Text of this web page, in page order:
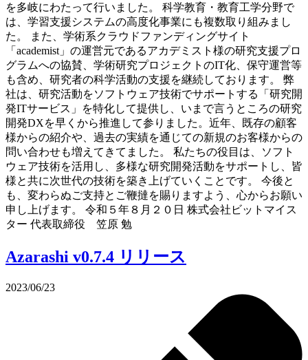
を多岐にわたって行いました。 科学教育・教育工学分野で
は、学習支援システムの高度化事業にも複数取り組みまし
た。 また、学術系クラウドファンディングサイト
「academist」の運営元であるアカデミスト様の研究支援プロ
グラムへの協賛、学術研究プロジェクトのIT化、保守運営等
も含め、研究者の科学活動の支援を継続しております。 弊
社は、研究活動をソフトウェア技術でサポートする「研究開
発ITサービス」を特化して提供し、いまで言うところの研究
開発DXを早くから推進して参りました。近年、既存の顧客
様からの紹介や、過去の実績を通じての新規のお客様からの
問い合わせも増えてきてました。 私たちの役目は、ソフト
ウェア技術を活用し、多様な研究開発活動をサポートし、皆
様と共に次世代の技術を築き上げていくことです。 今後と
も、変わらぬご支持とご鞭撻を賜りますよう、心からお願い
申し上げます。 令和５年８月２０日 株式会社ビットマイス
ター 代表取締役 笠原 勉
Azarashi v0.7.4 リリース
2023/06/23